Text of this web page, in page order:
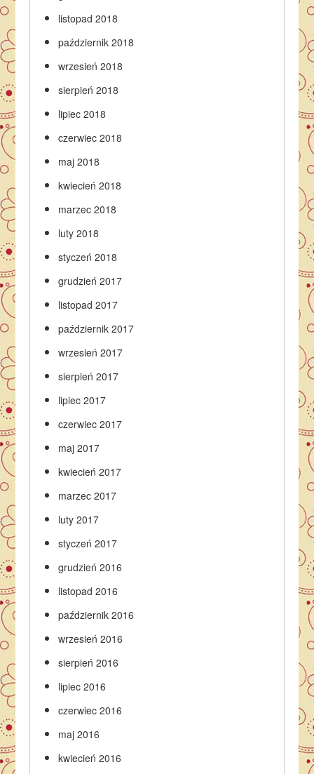
listopad 2018
październik 2018
wrzesień 2018
sierpień 2018
lipiec 2018
czerwiec 2018
maj 2018
kwiecień 2018
marzec 2018
luty 2018
styczeń 2018
grudzień 2017
listopad 2017
październik 2017
wrzesień 2017
sierpień 2017
lipiec 2017
czerwiec 2017
maj 2017
kwiecień 2017
marzec 2017
luty 2017
styczeń 2017
grudzień 2016
listopad 2016
październik 2016
wrzesień 2016
sierpień 2016
lipiec 2016
czerwiec 2016
maj 2016
kwiecień 2016